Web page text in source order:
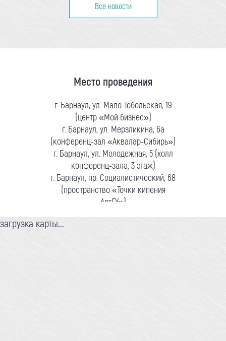
Все новости
Место проведения
г. Барнаул, ул. Мало-Тобольская, 19
(центр «Мой бизнес»)
г. Барнаул, ул. Мерзликина, 6а
(конференц-зал «Аквалар-Сибирь»)
г. Барнаул, ул. Молодежная, 5 (холл
конференц-зала, 3 этаж)
г. Барнаул, пр. Социалистический, 68
(пространство «Точки кипения
АлтГУ»)
загрузка карты...